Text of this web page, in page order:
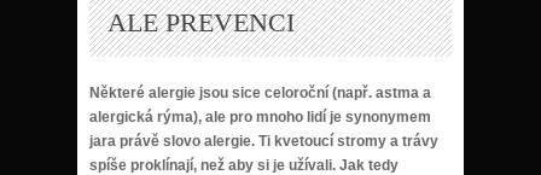
ALE PREVENCI
Některé alergie jsou sice celoroční (např. astma a
alergická rýma), ale pro mnoho lidí je synonymem
jara právě slovo alergie. Ti kvetoucí stromy a trávy
spíše proklínají, než aby si je užívali. Jak tedy